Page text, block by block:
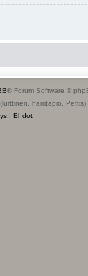
® Forum Software ©
harritapio, Pettis)
| Ehdot